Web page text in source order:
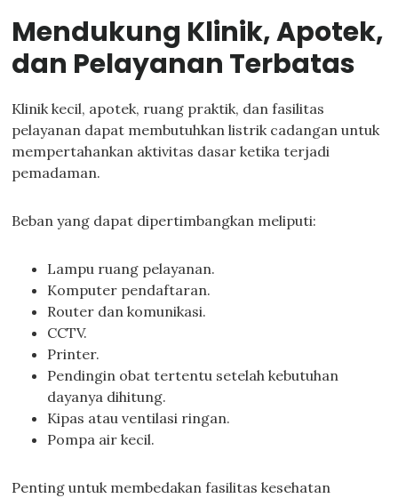
Mendukung Klinik, Apotek,
dan Pelayanan Terbatas
Klinik kecil, apotek, ruang praktik, dan fasilitas
pelayanan dapat membutuhkan listrik cadangan untuk
mempertahankan aktivitas dasar ketika terjadi
pemadaman.
Beban yang dapat dipertimbangkan meliputi:
Lampu ruang pelayanan.
Komputer pendaftaran.
Router dan komunikasi.
CCTV.
Printer.
Pendingin obat tertentu setelah kebutuhan
dayanya dihitung.
Kipas atau ventilasi ringan.
Pompa air kecil.
Penting untuk membedakan fasilitas kesehatan